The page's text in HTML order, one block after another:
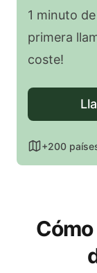
1 minuto
primera
coste!
+200